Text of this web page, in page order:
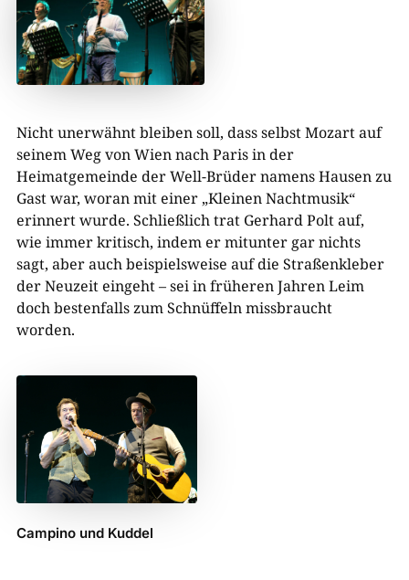
Nicht unerwähnt bleiben soll, dass selbst Mozart auf
seinem Weg von Wien nach Paris in der
Heimatgemeinde der Well-Brüder namens Hausen zu
Gast war, woran mit einer „Kleinen Nachtmusik“
erinnert wurde. Schließlich trat Gerhard Polt auf,
wie immer kritisch, indem er mitunter gar nichts
sagt, aber auch beispielsweise auf die Straßenkleber
der Neuzeit eingeht – sei in früheren Jahren Leim
doch bestenfalls zum Schnüffeln missbraucht
worden.
Campino und Kuddel